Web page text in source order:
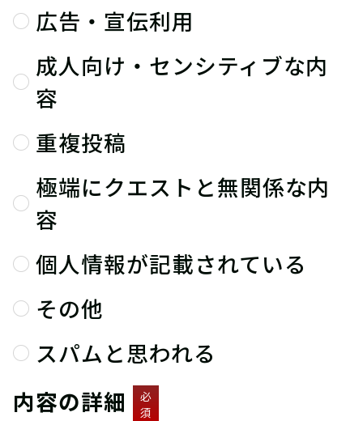
広告・宣伝利用
成人向け・センシティブな内
容
重複投稿
極端にクエストと無関係な内
容
個人情報が記載されている
その他
スパムと思われる
内容の詳細
必
須